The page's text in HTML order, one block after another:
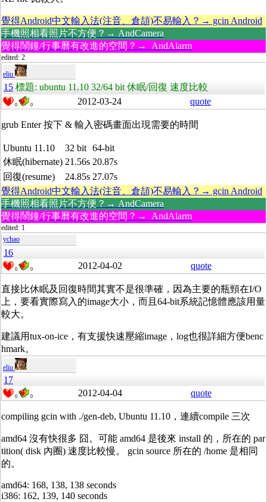
覺得Android中文輸入法(注音、倉頡)不易輸入？→ gcin Android
手機照相看照片不方便？→ AndCamera
覺得鬧鐘/行事曆有改進的空間？→ AndAlarm
edited: 2
eliu
15 標題: ubuntu 11.10 32/64 bit 休眠/回復 速度比較
0 0 2012-03-24 quote
grub Enter 按下 & 輸入密碼畫面出現需要的時間
Ubuntu 11.10 32 bit 64-bit
休眠(hibernate) 21.56s 20.87s
回復(resume)
24.85s 27.07s
覺得Android中文輸入法(注音、倉頡)不易輸入？→ gcin Android
手機照相看照片不方便？→ AndCamera
覺得鬧鐘/行事曆有改進的空間？→ AndAlarm
edited: 1
ychao
16
0 0 2012-04-02 quote
直接比休眠及回復時間其實不是很準確，因為主要的瓶頸在I/O
上，要看實際寫入的image大小，而且64-bit系統記憶體應該用量
較大。
建議用tux-on-ice，有支援快速壓縮image，log也很詳細方便benc
hmark。
eliu
17
0 0 2012-04-04 quote
compiling gcin with ./gen-deb, Ubuntu 11.10，連續compile 三次
amd64 沒有快很多 囧。可能 amd64 是後來 install 的，所在的 par
tition( disk 內圈) 速度比較慢。 gcin source 所在的 /home 是相同
的。
amd64: 168, 138, 138 seconds
i386: 162, 139, 140 seconds